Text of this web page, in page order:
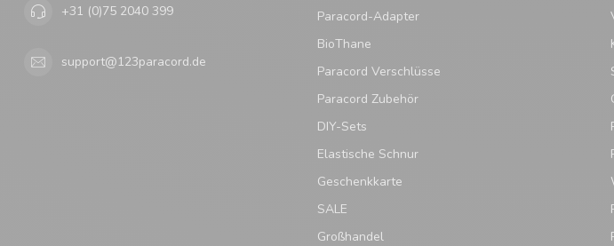
+31 (0)75 2040 399
support@123paracord.de
Paracord-Adapter
BioThane
Paracord Verschlüsse
Paracord Zubehör
DIY-Sets
Elastische Schnur
Geschenkkarte
SALE
Großhandel